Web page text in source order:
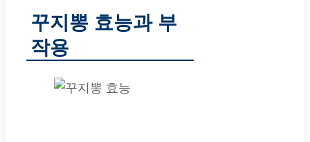
꾸지뽕 효능과 부
작용